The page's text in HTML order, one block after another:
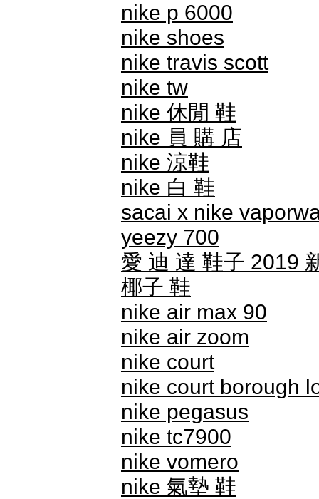
nike p 6000
nike shoes
nike travis scott
nike tw
nike 休閒 鞋
nike 員 購 店
nike 涼鞋
nike 白 鞋
sacai x nike
yeezy 700
愛 迪 達 鞋子 2019
椰子 鞋
nike air max 90
nike air zoom
nike court
nike court borough
nike pegasus
nike tc7900
nike vomero
nike 氣墊 鞋